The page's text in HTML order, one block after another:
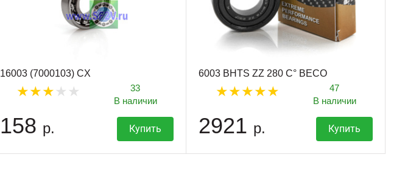
16003 (7000103) CX
33
В наличии
158 р. Купить
6003 BHTS ZZ 280 C° BECO
47
В наличии
2921 р. Купить